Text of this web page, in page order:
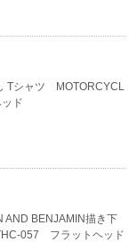
Tシャツ MOTORCYCL
ド
AND BENJAMIN描き下
057 フラットヘッド